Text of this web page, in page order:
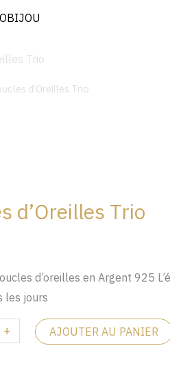
Trio
d’Oreilles Trio
d’Oreilles Trio
d’oreilles en Argent 925
les jours
+ AJOUTER AU PANIER